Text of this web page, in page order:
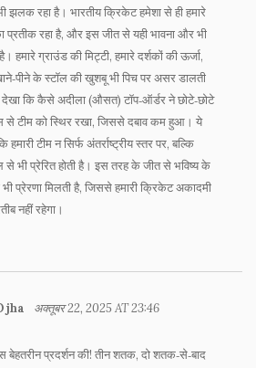
झलक रहा है। भारतीय क्रिकेट हमेशा से ही हमारे
का प्रतीक रहा है, और इस जीत से यही भावना और भी
हमारे ग्राउंड की मिट्टी, हमारे दर्शकों की ऊर्जा,
के स्टॉल की खुशबू भी पिच पर असर डालती
कि कैसे अदीला (औसत) टॉप‑ऑर्डर ने छोटे‑छोटे
से टीम को स्थिर रखा, जिससे दबाव कम हुआ। ये
हमारी टीम न सिर्फ अंतर्राष्ट्रीय स्तर पर, बल्कि
से भी प्रेरित होती है। इस तरह के जीत से भविष्य के
भी प्रेरणा मिलती है, जिससे हमारी क्रिकेट अकादमी
नहीं रहेगा।
अक्तूबर 22, 2025 AT 23:46
बेहतरीन प्रदर्शन की! तीन शतक, दो शतक‑से‑बाद